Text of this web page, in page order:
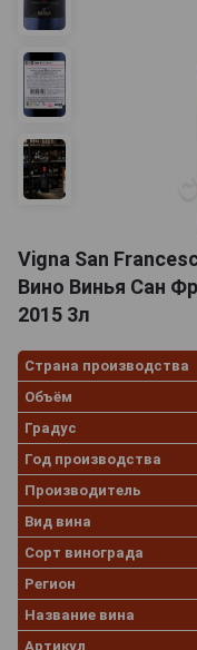
Vigna San
Вино Винья Сан
2015 3л
Страна производства
Объём
Градус
Год производства
Производитель
Вид вина
Сорт винограда
Регион
Название вина
Артикул